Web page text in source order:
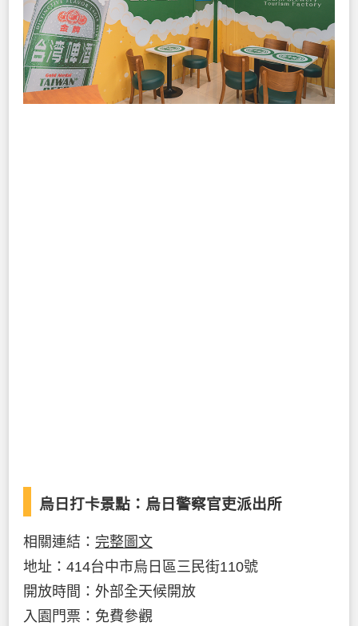
烏日打卡景點：烏日警察官吏派出所
相關連結： 完整圖文
地址：414台中市烏日區三民街110號
開放時間：外部全天候開放
入園門票：免費參觀